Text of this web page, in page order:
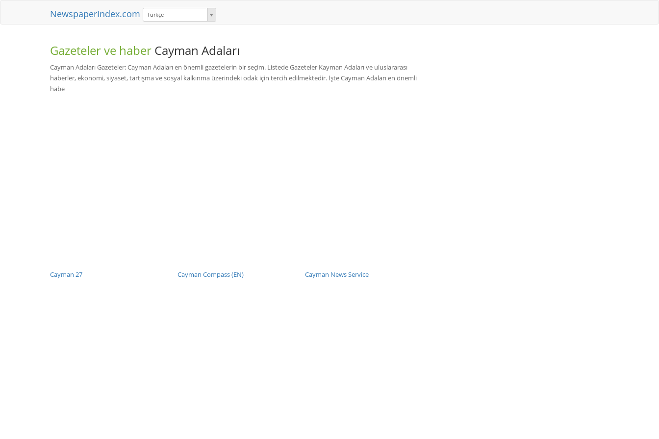
NewspaperIndex.com Türkçe
Gazeteler ve haber Cayman Adaları
Cayman Adaları Gazeteler: Cayman Adaları en önemli gazetelerin bir seçim. Listede Gazeteler Kayman Adaları ve uluslararası
haberler, ekonomi, siyaset, tartışma ve sosyal kalkınma üzerindeki odak için tercih edilmektedir. İşte Cayman Adaları en önemli
habe
Cayman 27 Cayman Compass (EN) Cayman News Service